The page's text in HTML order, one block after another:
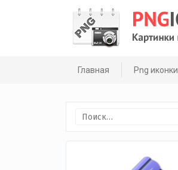
Главная Png иконки
Найти: